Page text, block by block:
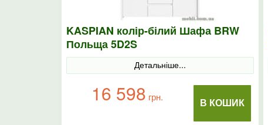
KASPIAN колір-білий Шафа BRW
Польща 5D2S
Детальніше...
В КОШИК
16 598 грн.